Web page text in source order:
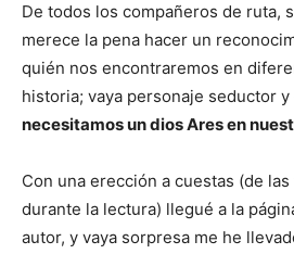
De todos los compañeros de ruta,
merece la pena hacer un
quién nos encontraremos en
historia; vaya personaje seductor y
necesitamos un dios Ares en
Con una erección a cuestas (de
durante la lectura) llegué a la
autor, y vaya sorpresa me he